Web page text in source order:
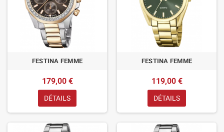
FESTINA FEMME
179,00 €
DÉTAILS
FESTINA FEMME
119,00 €
DÉTAILS